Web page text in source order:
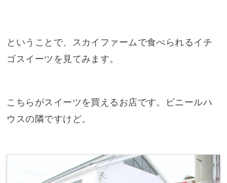
ということで、スカイファームで食べられるイチ
ゴスイーツを見てみます。
こちらがスイーツを買えるお店です。ビニールハ
ウスの隣ですけど。